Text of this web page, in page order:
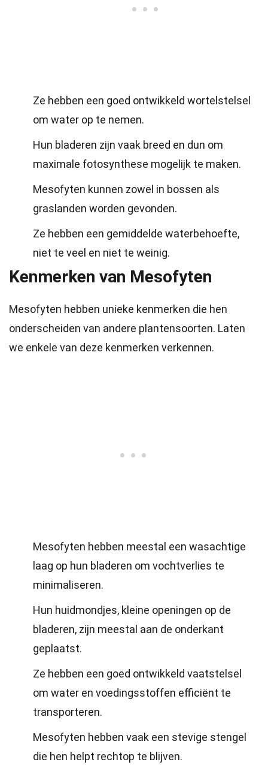
Ze hebben een goed ontwikkeld wortelstelsel
om water op te nemen.
Hun bladeren zijn vaak breed en dun om
maximale fotosynthese mogelijk te maken.
Mesofyten kunnen zowel in bossen als
graslanden worden gevonden.
Ze hebben een gemiddelde waterbehoefte,
niet te veel en niet te weinig.
Kenmerken van Mesofyten
Mesofyten hebben unieke kenmerken die hen
onderscheiden van andere plantensoorten. Laten
we enkele van deze kenmerken verkennen.
Mesofyten hebben meestal een wasachtige
laag op hun bladeren om vochtverlies te
minimaliseren.
Hun huidmondjes, kleine openingen op de
bladeren, zijn meestal aan de onderkant
geplaatst.
Ze hebben een goed ontwikkeld vaatstelsel
om water en voedingsstoffen efficiënt te
transporteren.
Mesofyten hebben vaak een stevige stengel
die hen helpt rechtop te blijven.